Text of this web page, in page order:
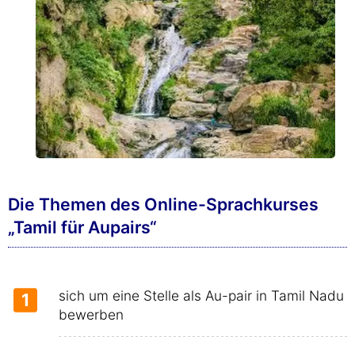
Die Themen des Online-Sprachkurses
„Tamil für Aupairs“
1
sich um eine Stelle als Au-pair in Tamil Nadu
bewerben